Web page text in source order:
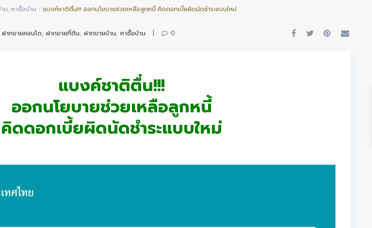
น, หาซื้อบ้าน แบงค์ชาติตื่น!!! ออกนโยบายช่วยเหลือลูกหนี้ คิดดอกเบี้ยผิดนัดชำระแบบใหม่
ฝากขายคอนโด, ฝากขายที่ดิน, ฝากขายบ้าน, หาซื้อบ้าน | 0
แบงค์ชาติตื่น!!!
ออกนโยบายช่วยเหลือลูกหนี้
คิดดอกเบี้ยผิดนัดชำระแบบใหม่